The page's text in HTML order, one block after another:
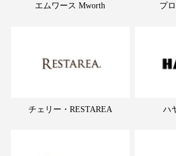
エムワース Mworth プ
チェリー・RESTAREA ハ